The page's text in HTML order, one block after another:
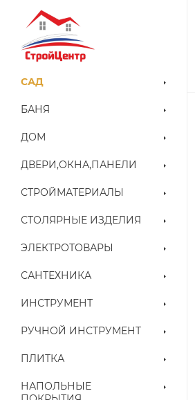
САД
БАНЯ
ДОМ
ДВЕРИ,ОКНА,ПАНЕЛИ
СТРОЙМАТЕРИАЛЫ
СТОЛЯРНЫЕ ИЗДЕЛИЯ
ЭЛЕКТРОТОВАРЫ
САНТЕХНИКА
ИНСТРУМЕНТ
РУЧНОЙ ИНСТРУМЕНТ
ПЛИТКА
НАПОЛЬНЫЕ